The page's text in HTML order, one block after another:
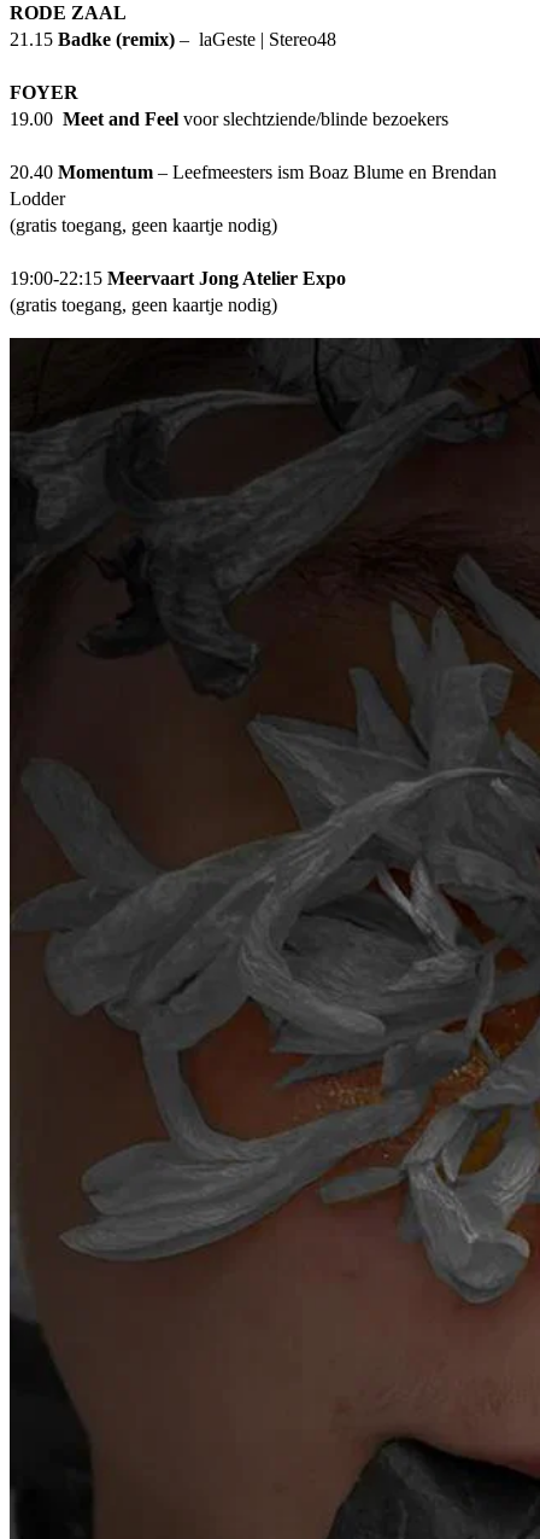
RODE ZAAL
21.15 Badke (remix) – laGeste | Stereo48
FOYER
19.00 Meet and Feel voor slechtziende/blinde bezoekers
20.40 Momentum – Leefmeesters ism Boaz Blume en Brendan
Lodder
(gratis toegang, geen kaartje nodig)
19:00-22:15 Meervaart Jong Atelier Expo
(gratis toegang, geen kaartje nodig)